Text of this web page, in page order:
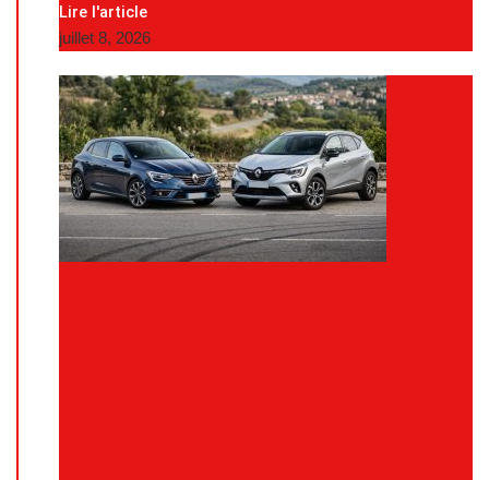
Lire l'article
juillet 8, 2026